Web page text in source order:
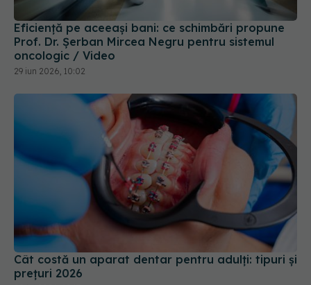
Eficiență pe aceeași bani: ce schimbări propune
Prof. Dr. Șerban Mircea Negru pentru sistemul
oncologic / Video
29 iun 2026, 10:02
Cât costă un aparat dentar pentru adulți: tipuri și
prețuri 2026